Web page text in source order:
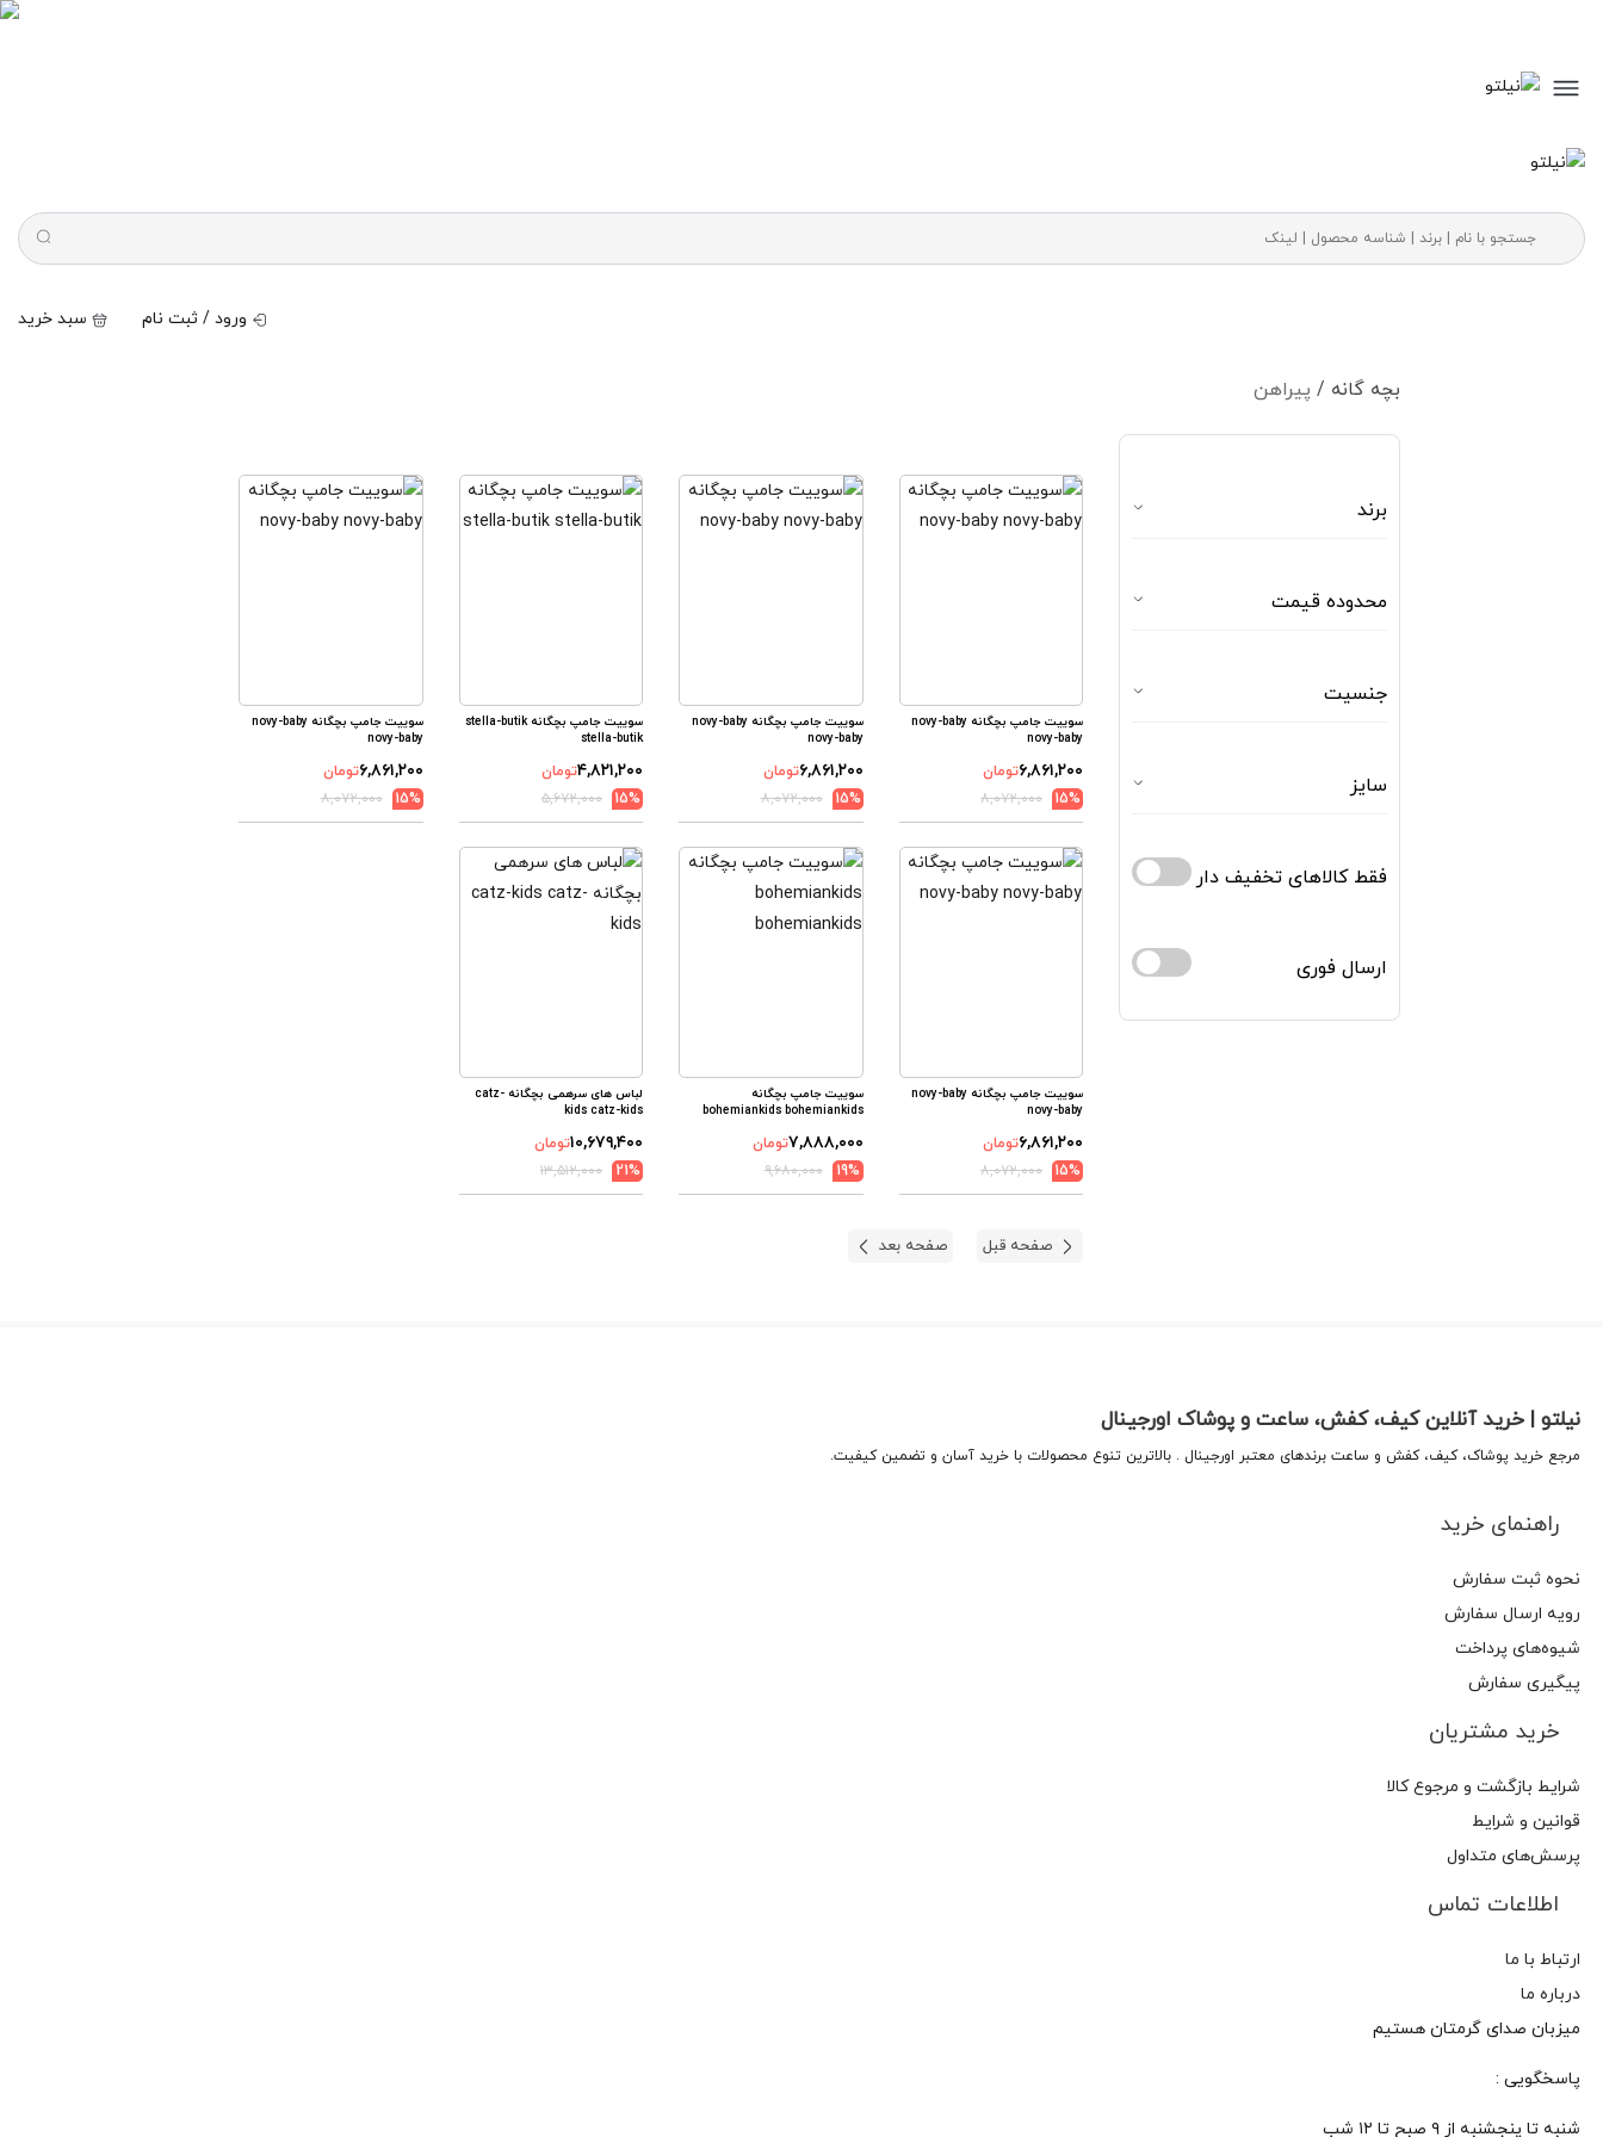
ورود / ثبت نام سبد خرید
بچه گانه / پیراهن
برند
محدوده قیمت
جنسیت
سایز
فقط کالاهای تخفیف دار
ارسال فوری
سوییت جامپ بچگانه novy-baby
novy-baby
۶,۸۶۱,۲۰۰تومان
15%
۸,۰۷۲,۰۰۰
سوییت جامپ بچگانه novy-baby
novy-baby
۶,۸۶۱,۲۰۰تومان
15%
۸,۰۷۲,۰۰۰
سوییت جامپ بچگانه stella-butik
stella-butik
۴,۸۲۱,۲۰۰تومان
15%
۵,۶۷۲,۰۰۰
سوییت جامپ بچگانه novy-baby
novy-baby
۶,۸۶۱,۲۰۰تومان
15%
۸,۰۷۲,۰۰۰
سوییت جامپ بچگانه novy-baby
novy-baby
۶,۸۶۱,۲۰۰تومان
15%
۸,۰۷۲,۰۰۰
سوییت جامپ بچگانه
bohemiankids bohemiankids
۷,۸۸۸,۰۰۰تومان
19%
۹,۶۸۰,۰۰۰
لباس های سرهمی بچگانه catz-
kids catz-kids
۱۰,۶۷۹,۴۰۰تومان
21%
۱۳,۵۱۲,۰۰۰
صفحه قبل صفحه بعد
نیلتو | خرید آنلاین کیف، کفش، ساعت و پوشاک اورجینال
مرجع خرید پوشاک، کیف، کفش و ساعت برندهای معتبر اورجینال . بالاترین تنوع محصولات با خرید آسان و تضمین کیفیت.
راهنمای خرید
نحوه ثبت سفارش
رویه ارسال سفارش
شیوه‌های پرداخت
پیگیری سفارش
خرید مشتریان
شرایط بازگشت و مرجوع کالا
قوانین و شرایط
پرسش‌های متداول
اطلاعات تماس
ارتباط با ما
درباره ما
میزبان صدای گرمتان هستیم
پاسخگویی :
شنبه تا پنجشنبه از ۹ صبح تا ۱۲ شب